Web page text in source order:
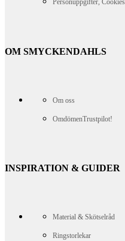
Personuppgifter,
OM SMYCKENDAHLS
Om oss
OmdömenTrustpilot!
INSPIRATION & GUIDER
Material & Skötselråd
Ringstorlekar